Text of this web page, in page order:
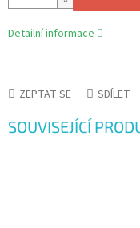
Detailní informace
ZEPTAT SE SDÍLET
SOUVISEJÍCÍ